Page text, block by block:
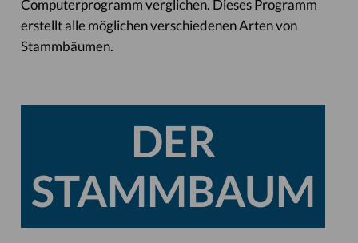
Computerprogramm verglichen. Dieses Programm
erstellt alle möglichen verschiedenen Arten von
Stammbäumen.
DER
STAMMBAUM